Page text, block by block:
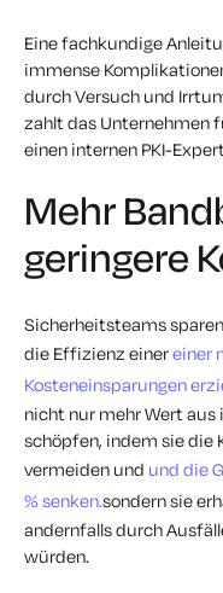
Eine fachkundige
immense
durch Versuch und
zahlt das Unternehmen
einen internen PKI-
Mehr
geringere
Sicherheitsteams
die Effizienz einereiner
Kosteneinsparungen
nicht nur mehr Wert
schöpfen, indem sie die
vermeiden und und die
% senken.sondern sie
andernfalls durch
würden.